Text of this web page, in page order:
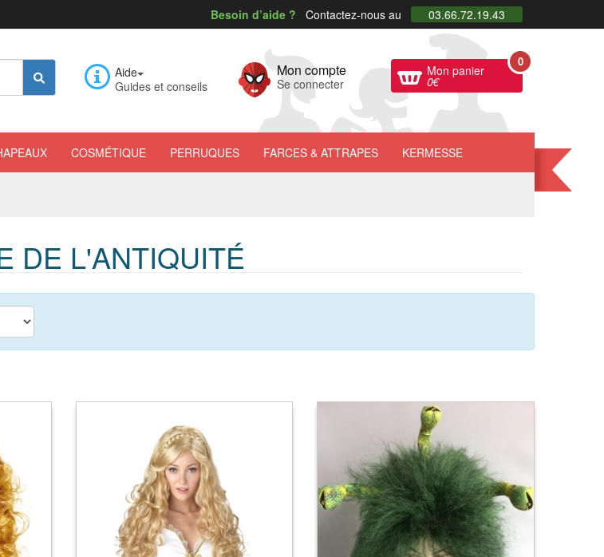
Besoin d’aide ? Contactez-nous au 03.66.72.19.43
Aide
Guides et conseils
Mon compte
Se connecter
Mon panier
0€
0
COSMÉTIQUE PERRUQUES FARCES & ATTRAPES KERMESSE
DE L'ANTIQUITÉ